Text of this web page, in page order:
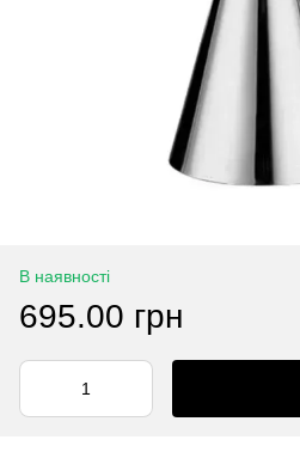
В наявності
695.00 грн